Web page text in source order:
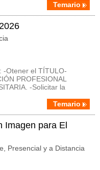
Temario
-Otener el TÍTULO-
PROFESIONAL
-Solicitar la
Temario
Imagen para El
Presencial y a Distancia